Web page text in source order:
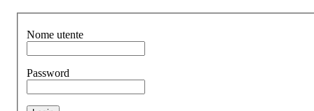
Nome utente
Password